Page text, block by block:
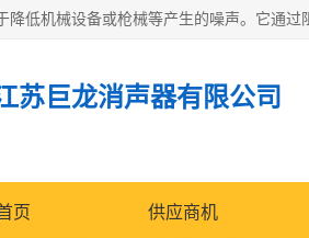
苏巨龙消声器有限公司
页 供应商机